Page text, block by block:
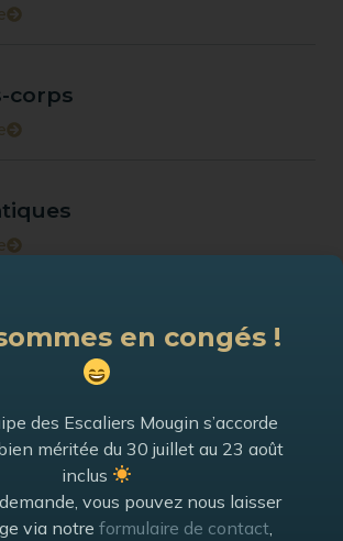
corps
Originalesen congés !
des Escaliers Mougin s’accorde
méritée du 30 juillet au 23 août
inclus
vous pouvez nous laisser
via notre formulaire de contact